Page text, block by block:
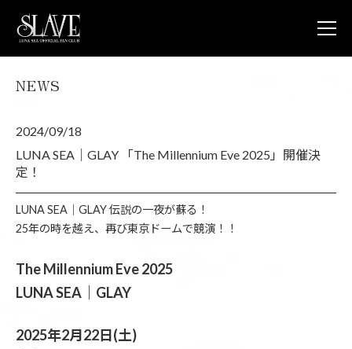
LUNA
NEWS
2024/09/18
LUNA SEA｜GLAY 「The Millennium Eve 2025」開催決
定！
LUNA SEA｜GLAY 伝説の一夜が蘇る！
25年の時を越え、再び東京ドームで競演！！
The Millennium Eve 2025
LUNA SEA｜GLAY
2025年2月22日(土)